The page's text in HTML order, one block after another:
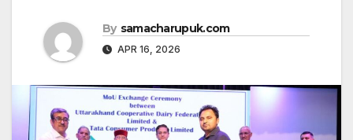
By samacharupuk.com
APR 16, 2026